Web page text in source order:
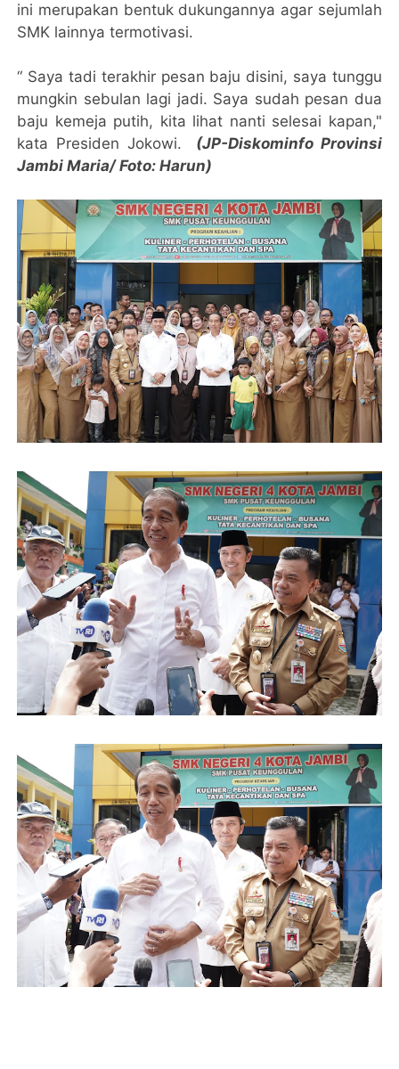
ini merupakan bentuk dukungannya agar sejumlah
SMK lainnya termotivasi.
“ Saya tadi terakhir pesan baju disini, saya tunggu
mungkin sebulan lagi jadi. Saya sudah pesan dua
baju kemeja putih, kita lihat nanti selesai kapan,"
kata Presiden Jokowi.
(JP-Diskominfo Provinsi
Jambi Maria/ Foto: Harun)